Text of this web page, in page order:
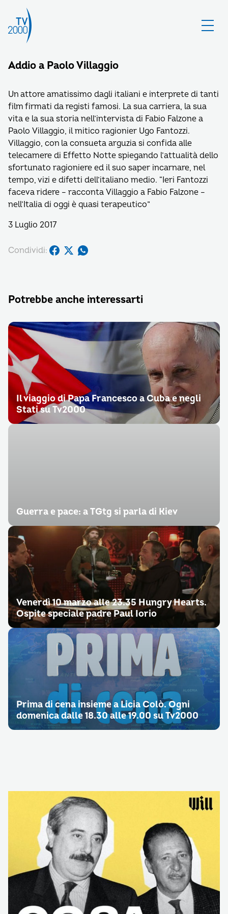
Addio a Paolo Villaggio
Un attore amatissimo dagli italiani e interprete di tanti
film firmati da registi famosi. La sua carriera, la sua
vita e la sua storia nell’intervista di Fabio Falzone a
Paolo Villaggio, il mitico ragionier Ugo Fantozzi.
Villaggio, con la consueta arguzia si confida alle
telecamere di Effetto Notte spiegando l’attualità dello
sfortunato ragioniere ed il suo saper incarnare, nel
tempo, vizi e difetti dell’italiano medio. “Ieri Fantozzi
faceva ridere – racconta Villaggio a Fabio Falzone –
nell’Italia di oggi è quasi terapeutico”
3 Luglio 2017
Condividi:
Potrebbe anche interessarti
Il viaggio di Papa Francesco a Cuba e negli
Stati su Tv2000
Guerra e pace: a TGtg si parla di Kiev
Venerdì 10 marzo alle 23.35 Hungry Hearts.
Ospite speciale padre Paul Iorio
Prima di cena insieme a Licia Colò. Ogni
domenica dalle 18.30 alle 19.00 su Tv2000